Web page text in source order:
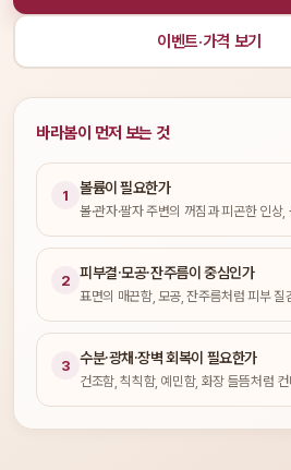
이벤트·가격 보기
바라봄이 먼저 보는 것
1 볼륨이 필요한가
볼·관자·팔자 주변의 꺼짐과 피곤한 인상
2 피부결·모공·잔주름이 중심인가
표면의 매끈함, 모공, 잔주름처럼 피부 질
3 수분·광채·장벽 회복이 필요한가
건조함, 칙칙함, 예민함, 화장 들뜸처럼